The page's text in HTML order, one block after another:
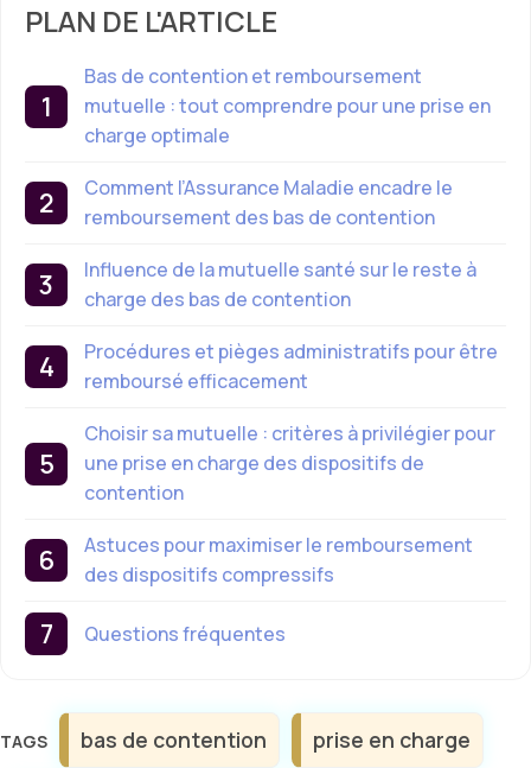
PLAN DE L'ARTICLE
Bas de contention et remboursement
mutuelle : tout comprendre pour une prise en
charge optimale
Comment l’Assurance Maladie encadre le
remboursement des bas de contention
Influence de la mutuelle santé sur le reste à
charge des bas de contention
Procédures et pièges administratifs pour être
remboursé efficacement
Choisir sa mutuelle : critères à privilégier pour
une prise en charge des dispositifs de
contention
Astuces pour maximiser le remboursement
des dispositifs compressifs
Questions fréquentes
Étiquettes
bas de contention prise en charge